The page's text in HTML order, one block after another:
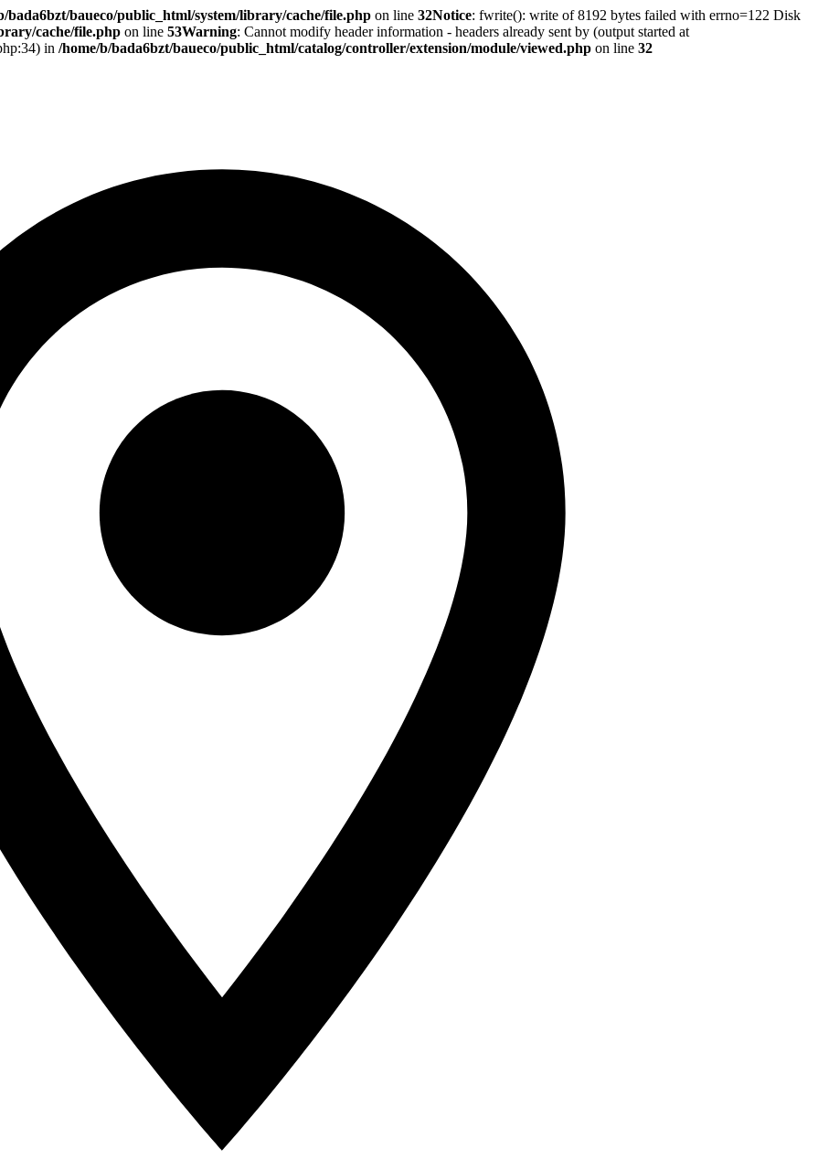
bada6bzt/baueco/public_html/system/library/cache/file.php on line 32Notice: fwrite(): write of 8192 bytes failed with errno=122 Disk
cache/file.php on line 53Warning: Cannot modify header information - headers already sent by (output started at
in /home/b/bada6bzt/baueco/public_html/catalog/controller/extension/module/viewed.php on line 32